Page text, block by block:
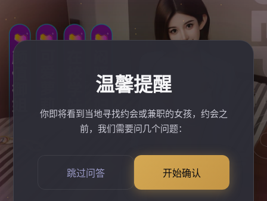
温馨提醒
你即将看到当地寻找约会或兼职的女孩，约会之
前，我们需要问几个问题：
跳过问答 开始确认